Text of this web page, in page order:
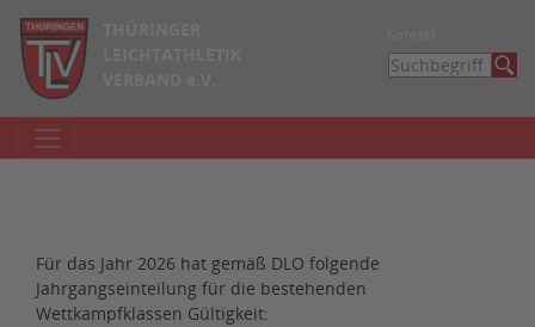
Für das Jahr 2026 hat gemäß DLO folgende
Jahrgangseinteilung für die bestehenden
Wettkampfklassen Gültigkeit: